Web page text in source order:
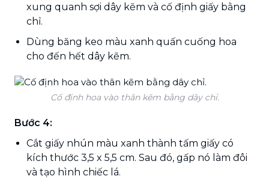
xung quanh sợi dây kẽm và cố định giấy bằng
chỉ.
Dùng băng keo màu xanh quấn cuống hoa
cho đến hết dây kẽm.
Cố định hoa vào thân kẽm bằng dây chỉ.
Bước 4:
Cắt giấy nhún màu xanh thành tấm giấy có
kích thước 3,5 x 5,5 cm. Sau đó, gấp nó làm đôi
và tạo hình chiếc lá.